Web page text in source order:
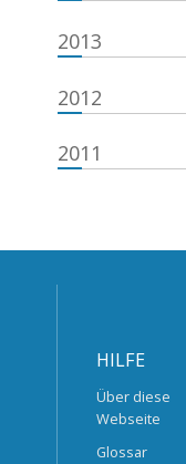
2013
2012
2011
HILFE
Über diese
Webseite
Glossar